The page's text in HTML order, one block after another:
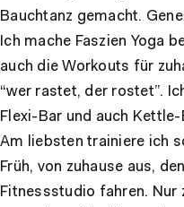
Bauchtanz gemacht.
Ich mache Faszien Yoga
auch die Workouts für
“wer rastet, der rostet”.
Flexi-Bar und auch
Am liebsten trainiere ich
Früh, von zuhause aus,
Fitnessstudio fahren. Nur